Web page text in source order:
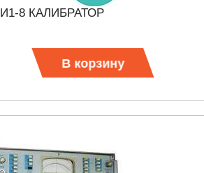
И1-8 КАЛИБРАТОР
В корзину